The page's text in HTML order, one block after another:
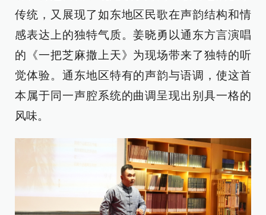
传统，又展现了如东地区民歌在声韵结构和情
感表达上的独特气质。姜晓勇以通东方言演唱
的《一把芝麻撒上天》为现场带来了独特的听
觉体验。通东地区特有的声韵与语调，使这首
本属于同一声腔系统的曲调呈现出别具一格的
风味。